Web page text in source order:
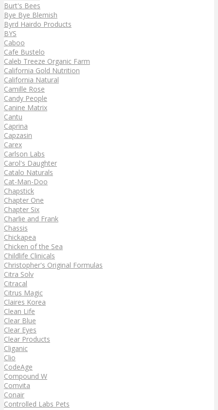
Burt's Bees
Bye Bye Blemish
Byrd Hairdo Products
BYS
Caboo
Cafe Bustelo
Caleb Treeze Organic Farm
California Gold Nutrition
California Natural
Camille Rose
Candy People
Canine Matrix
Cantu
Caprina
Capzasin
Carex
Carlson Labs
Carol's Daughter
Catalo Naturals
Cat-Man-Doo
Chapstick
Chapter One
Chapter Six
Charlie and Frank
Chassis
Chickapea
Chicken of the Sea
Childlife Clinicals
Christopher's Original Formulas
Citra Solv
Citracal
Citrus Magic
Claires Korea
Clean Life
Clear Blue
Clear Eyes
Clear Products
Cliganic
Clio
CodeAge
Compound W
Comvita
Conair
Controlled Labs Pets